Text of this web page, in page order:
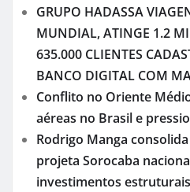
GRUPO HADASSA
MUNDIAL, ATINGE 1.2
635.000 CLIENTES
BANCO DIGITAL COM
Conflito no Oriente
aéreas no Brasil e
Rodrigo Manga
projeta Sorocaba
investimentos